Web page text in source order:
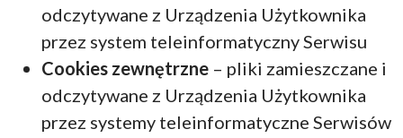
odczytywane z Urządzenia Użytkownika
przez system teleinformatyczny Serwisu
Cookies zewnętrzne – pliki zamieszczane i
odczytywane z Urządzenia Użytkownika
przez systemy teleinformatyczne Serwisów